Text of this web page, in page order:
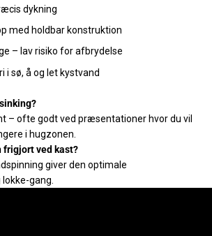
dykning
med holdbar konstruktion
– lav risiko for afbrydelse
i sø, å og let kystvand
– ofte godt ved præsentationer hvor du vil
i hugzonen.
frigjort ved kast?
giver den optimale
gang.